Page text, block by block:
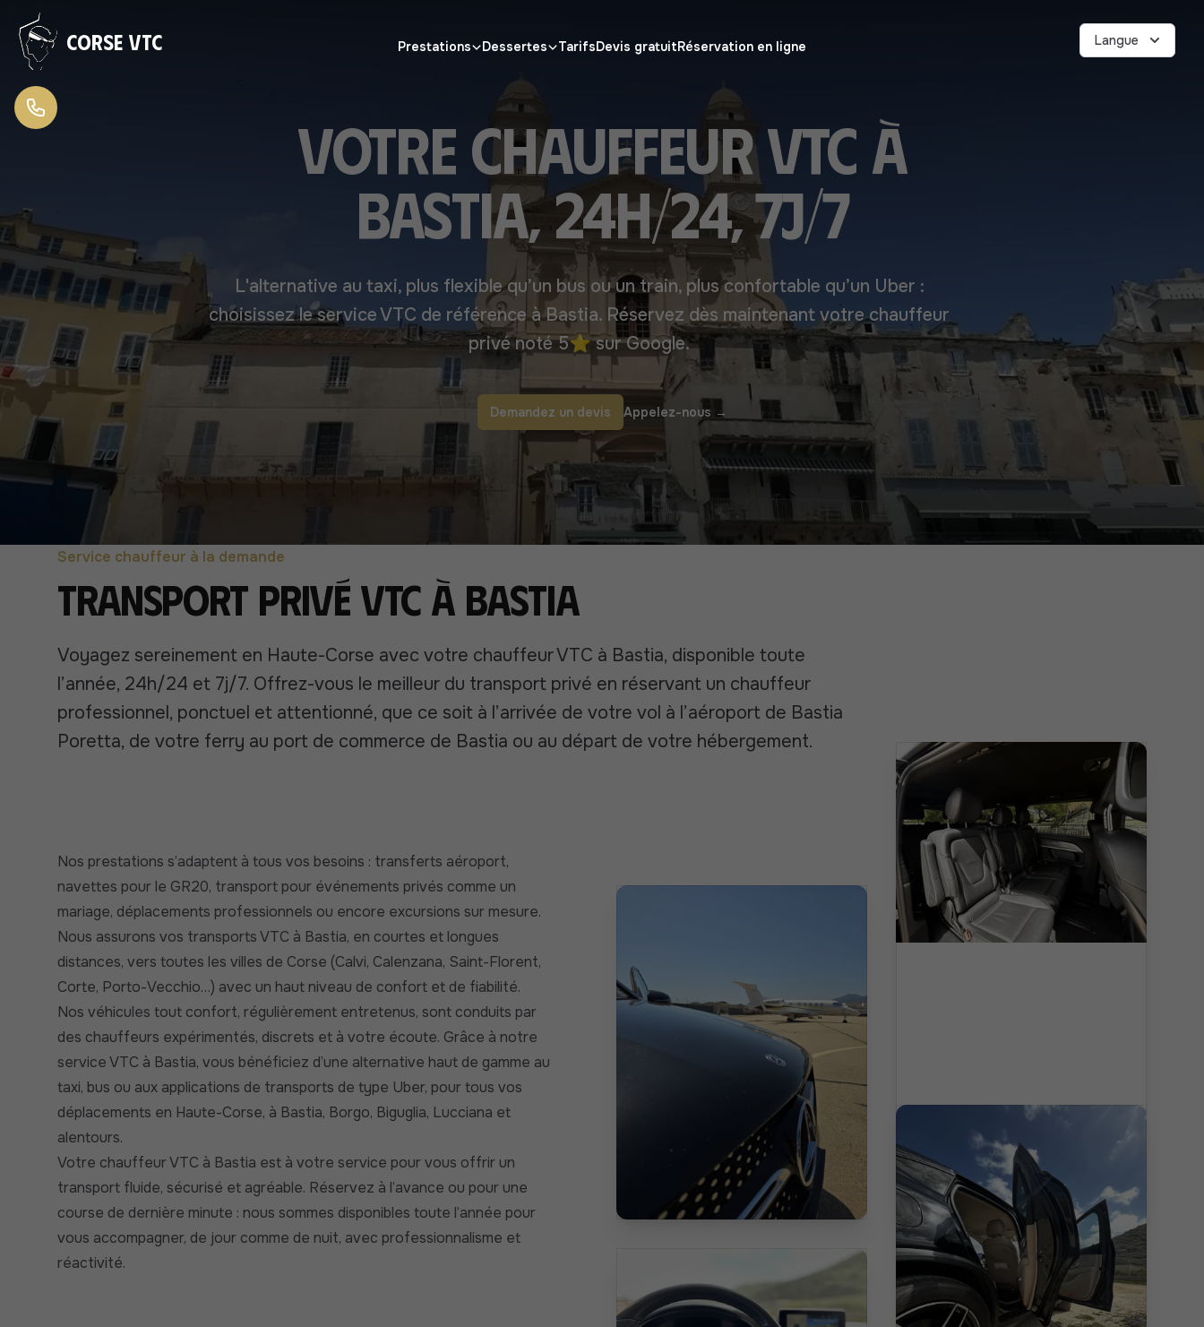
Aller au contenu
Corse VTC Prestations Dessertes TarifsDevis gratuitRéservation en ligne Langue
Votre chauffeur VTC à
Bastia, 24h/24, 7j/7
L'alternative au taxi, plus flexible qu’un bus ou un train, plus confortable qu’un Uber :
choisissez le service VTC de référence à Bastia. Réservez dès maintenant votre chauffeur
privé noté 5⭐ sur Google.
Demandez un devis Appelez-nous →
Service chauffeur à la demande
Transport Privé VTC à Bastia
Voyagez sereinement en Haute-Corse avec votre chauffeur VTC à Bastia, disponible toute
l’année, 24h/24 et 7j/7. Offrez-vous le meilleur du transport privé en réservant un chauffeur
professionnel, ponctuel et attentionné, que ce soit à l’arrivée de votre vol à l’aéroport de Bastia
Poretta, de votre ferry au port de commerce de Bastia ou au départ de votre hébergement.
Nos prestations s’adaptent à tous vos besoins : transferts aéroport,
navettes pour le GR20, transport pour événements privés comme un
mariage, déplacements professionnels ou encore excursions sur mesure.
Nous assurons vos transports VTC à Bastia, en courtes et longues
distances, vers toutes les villes de Corse (Calvi, Calenzana, Saint-Florent,
Corte, Porto-Vecchio…) avec un haut niveau de confort et de fiabilité.
Nos véhicules tout confort, régulièrement entretenus, sont conduits par
des chauffeurs expérimentés, discrets et à votre écoute. Grâce à notre
service VTC à Bastia, vous bénéficiez d’une alternative haut de gamme au
taxi, bus ou aux applications de transports de type Uber, pour tous vos
déplacements en Haute-Corse, à Bastia, Borgo, Biguglia, Lucciana et
alentours.
Votre chauffeur VTC à Bastia est à votre service pour vous offrir un
transport fluide, sécurisé et agréable. Réservez à l’avance ou pour une
course de dernière minute : nous sommes disponibles toute l’année pour
vous accompagner, de jour comme de nuit, avec professionnalisme et
réactivité.